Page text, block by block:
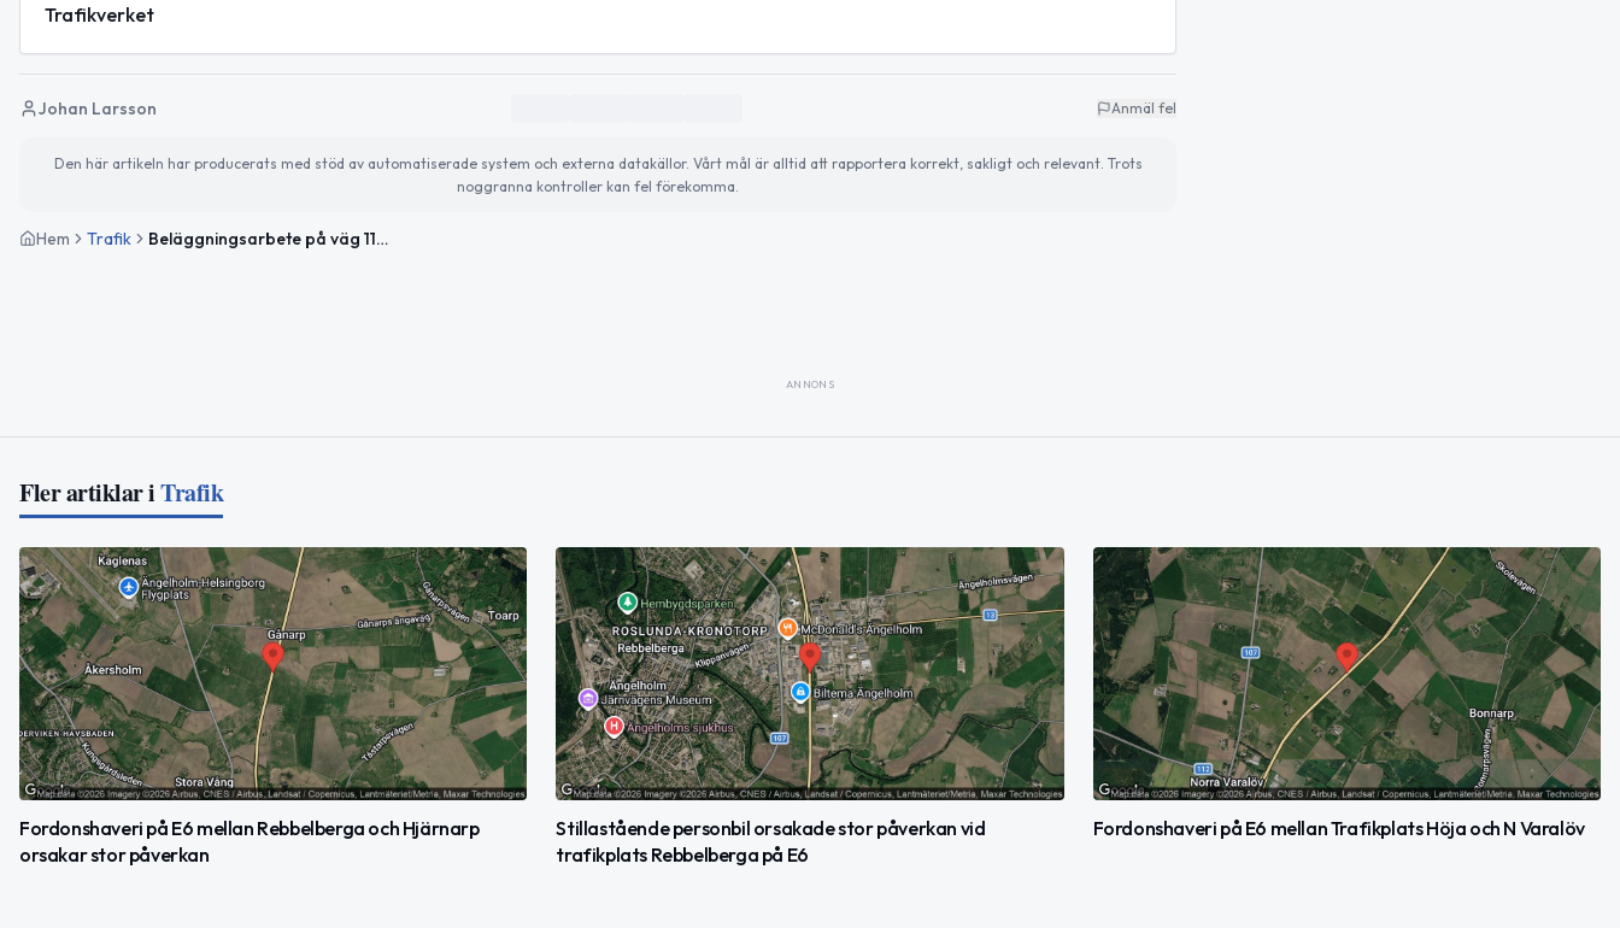
Trafikverket
Johan Larsson Anmäl fel
Den här artikeln har producerats med stöd av automatiserade system och externa datakällor. Vårt mål är alltid att rapportera korrekt, sakligt och relevant. Trots
noggranna kontroller kan fel förekomma.
Hem Trafik Beläggningsarbete på väg 114 vid Munka Ljungby avslutat
ANNONS
Fler artiklar iTrafik
Fordonshaveri på E6 mellan Rebbelberga och Hjärnarp
orsakar stor påverkan
Stillastående personbil orsakade stor påverkan vid
trafikplats Rebbelberga på E6
Fordonshaveri på E6 mellan Trafikplats Höja och N Varalöv